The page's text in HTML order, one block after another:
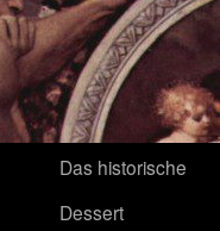
Das historische
Dessert